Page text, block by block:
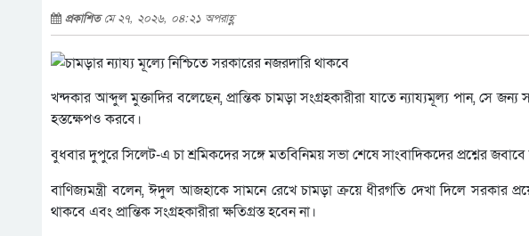
প্রকাশিতমে ২৭, ২০২৬, ০৪:২১ অপরাহ্ণ
খন্দকার আব্দুল মুক্তাদির বলেছেন, প্রান্তিক চামড়া সংগ্রহকারীরা যাতে ন্যায্যমূল্য পান, সে
হস্তক্ষেপও করবে।
বুধবার দুপুরে সিলেট-এ চা শ্রমিকদের সঙ্গে মতবিনিময় সভা শেষে সাংবাদিকদের প্রশ্নের
বাণিজ্যমন্ত্রী বলেন, ঈদুল আজহাকে সামনে রেখে চামড়া ক্রয়ে ধীরগতি দেখা দিলে সরকার
থাকবে এবং প্রান্তিক সংগ্রহকারীরা ক্ষতিগ্রস্ত হবেন না।